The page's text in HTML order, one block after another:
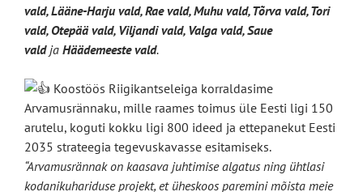
vald, Lääne-Harju vald, Rae vald, Muhu vald, Tõrva vald, Tori
vald, Otepää vald, Viljandi vald, Valga vald, Saue
valdja Häädemeeste vald.
Koostöös Riigikantseleiga korraldasime
Arvamusrännaku, mille raames toimus üle Eesti ligi 150
arutelu, koguti kokku ligi 800 ideed ja ettepanekut Eesti
2035 strateegia tegevuskavasse esitamiseks.
“Arvamusrännak on kaasava juhtimise algatus ning ühtlasi
kodanikuhariduse projekt, et üheskoos paremini mõista meie